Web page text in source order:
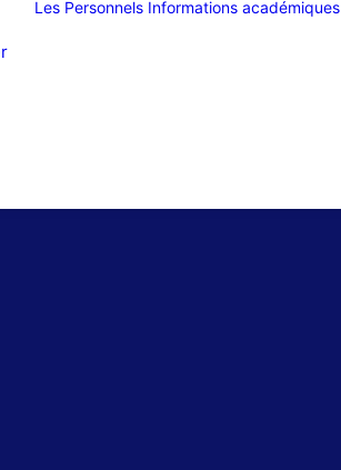
Les Personnels Informations académiques